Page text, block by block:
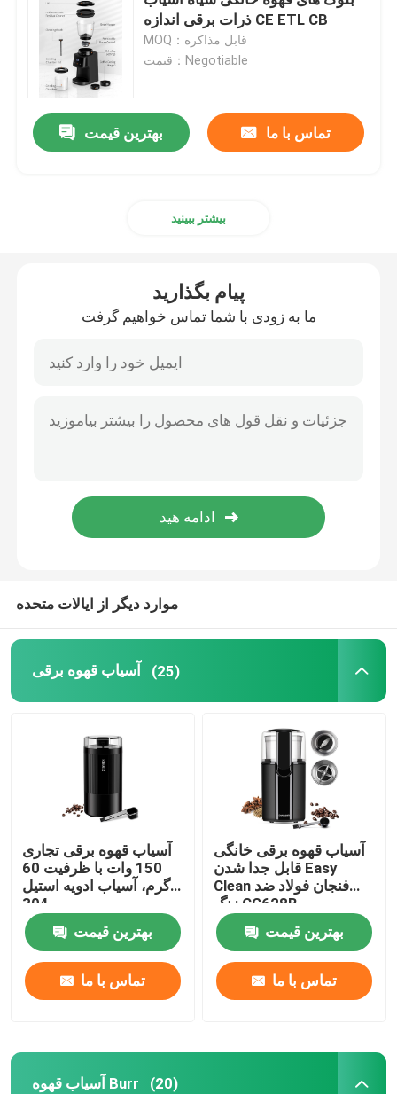
آسیاب قهوه دستی
دستگاه قهوه ساز با کف کننده شیر
قهوه ساز چند کاره
ذرات برقی اندازه CE ETL CB
MOQ：قابل مذاکره
قیمت：Negotiable
بهترین قیمت تماس با ما
بیشتر ببینید
پیام بگذارید
ما به زودی با شما تماس خواهیم گرفت
موارد دیگر از ایالات متحده
آسیاب قهوه برقی (25)
آسیاب قهوه برقی تجاری
150 وات با ظرفیت 60
گرم، آسیاب ادویه استیل
304
بهترین قیمت
تماس با ما
آسیاب قهوه برقی خانگی
قابل جدا شدن Easy
Clean فنجان فولاد ضد
زنگ CG628B
بهترین قیمت
تماس با ما
آسیاب قهوه Burr (20)